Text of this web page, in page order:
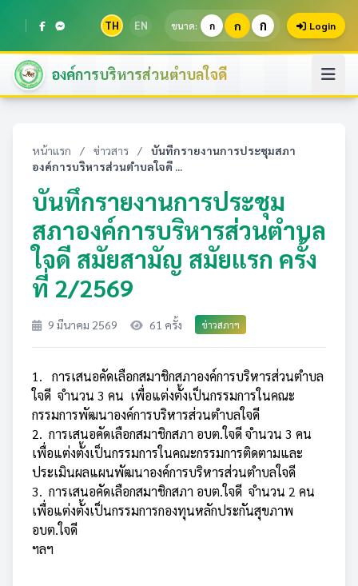
TH EN ขนาด: ก ก ก Login
องค์การบริหารส่วนตำบลใจดี
หน้าแรก / ข่าวสาร /
บันทึกรายงานการประชุมสภา
องค์การบริหารส่วนตำบลใจดี ...
บันทึกรายงานการประชุม
สภาองค์การบริหารส่วนตำบล
ใจดี สมัยสามัญ สมัยแรก ครั้ง
ที่ 2/2569
9 มีนาคม 2569 61 ครั้ง ข่าวสภาฯ
1. การเสนอคัดเลือกสมาชิกสภาองค์การบริหารส่วนตำบล
ใจดี จำนวน 3 คน เพื่อแต่งตั้งเป็นกรรมการในคณะ
กรรมการพัฒนาองค์การบริหารส่วนตำบลใจดี
2. การเสนอคัดเลือกสมาชิกสภา อบต.ใจดี จำนวน 3 คน
เพื่อแต่งตั้งเป็นกรรมการในคณะกรรมการติดตามและ
ประเมินผลแผนพัฒนาองค์การบริหารส่วนตำบลใจดี
3. การเสนอคัดเลือกสมาชิกสภา อบต.ใจดี จำนวน 2 คน
เพื่อแต่งตั้งเป็นกรรมการกองทุนหลักประกันสุขภาพ
อบต.ใจดี
ฯลฯ